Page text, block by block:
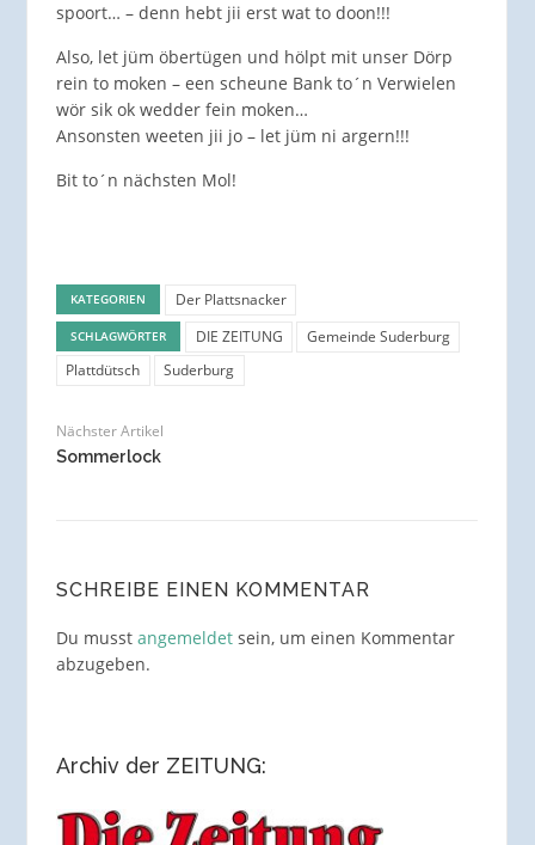
spoort… – denn hebt jii erst wat to doon!!!
Also, let jüm öbertügen und hölpt mit unser Dörp
rein to moken – een scheune Bank to´n Verwielen
wör sik ok wedder fein moken…
Ansonsten weeten jii jo – let jüm ni argern!!!
Bit to´n nächsten Mol!
KATEGORIEN Der Plattsnacker
SCHLAGWÖRTER DIE ZEITUNG
Gemeinde Suderburg
Plattdütsch
Suderburg
Nächster Artikel
Sommerlock
SCHREIBE EINEN KOMMENTAR
Du musst angemeldetsein, um einen Kommentar
abzugeben.
Archiv der ZEITUNG: